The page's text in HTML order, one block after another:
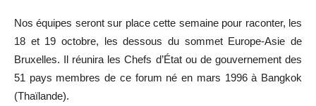
Nos équipes seront sur place cette semaine pour raconter, les
18 et 19 octobre, les dessous du sommet Europe-Asie de
Bruxelles. Il réunira les Chefs d’État ou de gouvernement des
51 pays membres de ce forum né en mars 1996 à Bangkok
(Thaïlande).